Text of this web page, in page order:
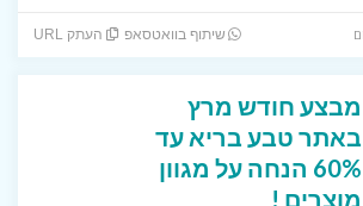
שיתוף בוואטסאפ העתק URL
מבצע חודש מרץ
באתר טבע בריא עד
60% הנחה על מגוון
מוצרים !